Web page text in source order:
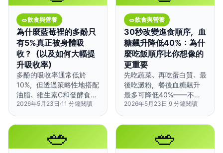
🥗飲食與營養
為什麼藍莓裡的多酚只
有5%真正被身體吸
收？（以及如何大幅提
升吸收率）
多酚的吸收率通常低於
10%，但透過策略性地搭配
油脂、維生素C和發酵食
品，可以顯著提升吸收效
果。
2026年5月23日 ·11 分鐘閱讀
🥗飲食與營養
30秒改變進食順序，血
糖飆升降低40%：為什
麼吃飯順序比你想像的
更重要
先吃蔬菜、再吃蛋白質、最
後吃澱粉，餐後血糖飆升
最多可降低40%——不用
改變飲食內容，只要調整
順序。
2026年5月23日 ·9 分鐘閱讀
🥗 🥗